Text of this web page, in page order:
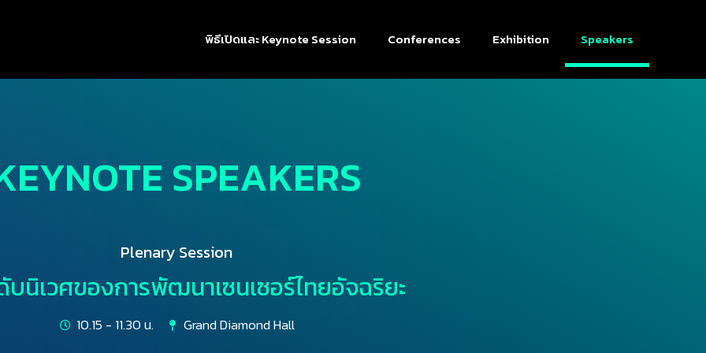
พิธีเปิดและ Keynote Session Conferences Exhibition Speakers
SPEAKERS
Plenary Session
บนิเวศของการพัฒนาเซนเซอร์ไทยอัจฉริยะ
10.15 - 11.30 น. Grand Diamond Hall